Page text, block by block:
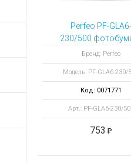
Perfeo PF-GLA6-
230/500
глянцевая А6
Бренд: Perfeo
Модель: PF-GLA6-230/
Код: 0071771
Арт.: PF-GLA6-230/
753